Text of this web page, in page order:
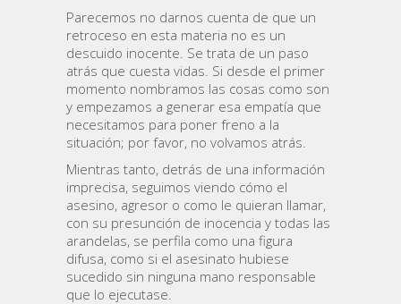
Parecemos no darnos cuenta de que un
retroceso en esta materia no es un
descuido inocente. Se trata de un paso
atrás que cuesta vidas. Si desde el primer
momento nombramos las cosas como son
y empezamos a generar esa empatía que
necesitamos para poner freno a la
situación; por favor, no volvamos atrás.
Mientras tanto, detrás de una información
imprecisa, seguimos viendo cómo el
asesino, agresor o como le quieran llamar,
con su presunción de inocencia y todas las
arandelas, se perfila como una figura
difusa, como si el asesinato hubiese
sucedido sin ninguna mano responsable
que lo ejecutase.